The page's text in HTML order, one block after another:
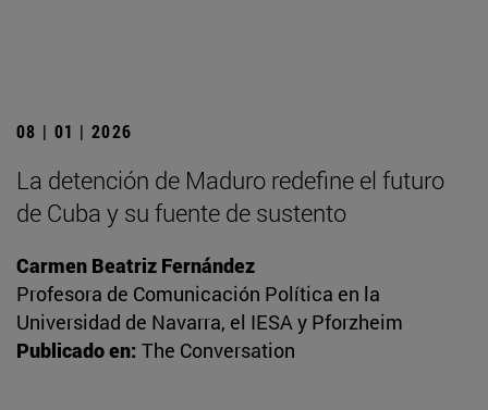
08 | 01 | 2026
La detención de Maduro redefine el futuro
de Cuba y su fuente de sustento
Carmen Beatriz Fernández
Profesora de Comunicación Política en la
Universidad de Navarra, el IESA y Pforzheim
Publicado en: The Conversation